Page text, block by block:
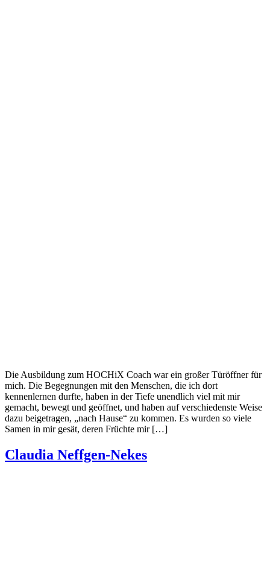
Die Ausbildung zum HOCHiX Coach war ein großer Türöffner für
mich. Die Begegnungen mit den Menschen, die ich dort
kennenlernen durfte, haben in der Tiefe unendlich viel mit mir
gemacht, bewegt und geöffnet, und haben auf verschiedenste Weise
dazu beigetragen, „nach Hause“ zu kommen. Es wurden so viele
Samen in mir gesät, deren Früchte mir […]
Claudia Neffgen-Nekes